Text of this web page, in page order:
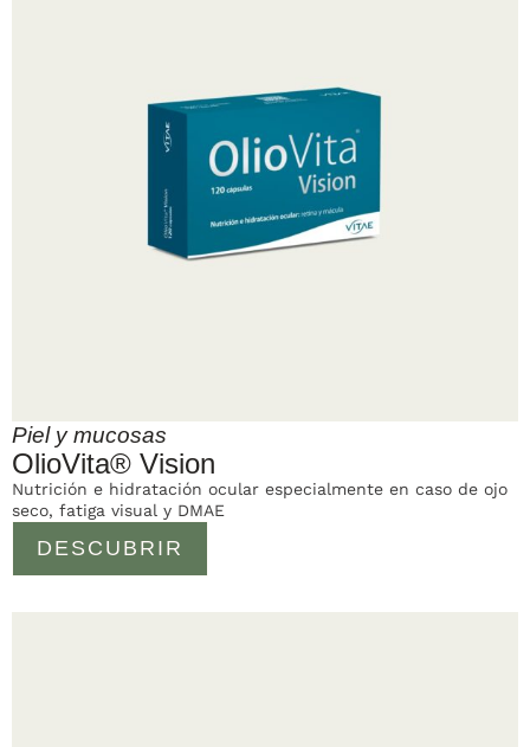
Piel y mucosas
OlioVita® Vision
DESCUBRIR
Nutrición e hidratación ocular especialmente en caso de ojo
seco, fatiga visual y DMAE